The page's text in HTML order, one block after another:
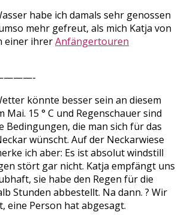
habe ich damals sehr genossen
mehr gefreut, als mich Katja von
einer ihrerAnfängertouren
könnte besser sein an diesem
15 ° C und Regenschauer sind
Bedingungen, die man sich für das
wünscht. Auf der Neckarwiese
ich aber: Es ist absolut windstill
stört gar nicht. Katja empfängt uns
sie habe den Regen für die
Stunden abbestellt. Na dann. ? Wir
eine Person hat abgesagt.